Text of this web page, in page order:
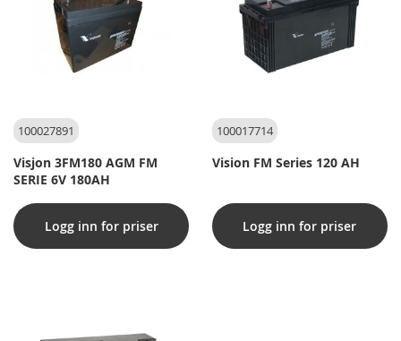
100027891
Visjon 3FM180 AGM FM
SERIE 6V 180AH
Logg inn for priser
100017714
Vision FM Series 120 AH
Logg inn for priser